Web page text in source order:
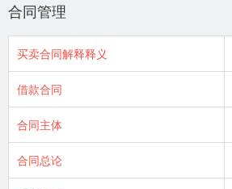
合同管理
买卖合同解释释义
借款合同
合同主体
合同总论